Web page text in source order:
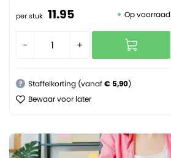
per stuk 11.95 Op voorraad
- +
? Staffelkorting (vanaf€ 5,90)
Bewaar voor later